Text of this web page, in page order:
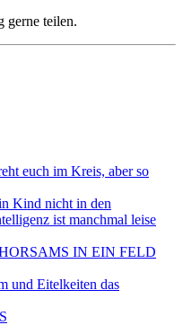
gerne teilen.
euch im Kreis, aber so
Kind nicht in den
ist manchmal leise
IN EIN FELD
und Eitelkeiten das